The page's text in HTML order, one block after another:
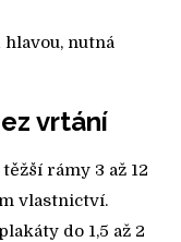
nutná
vrtání
rámy 3 až 12
vlastnictví.
do 1,5 až 2